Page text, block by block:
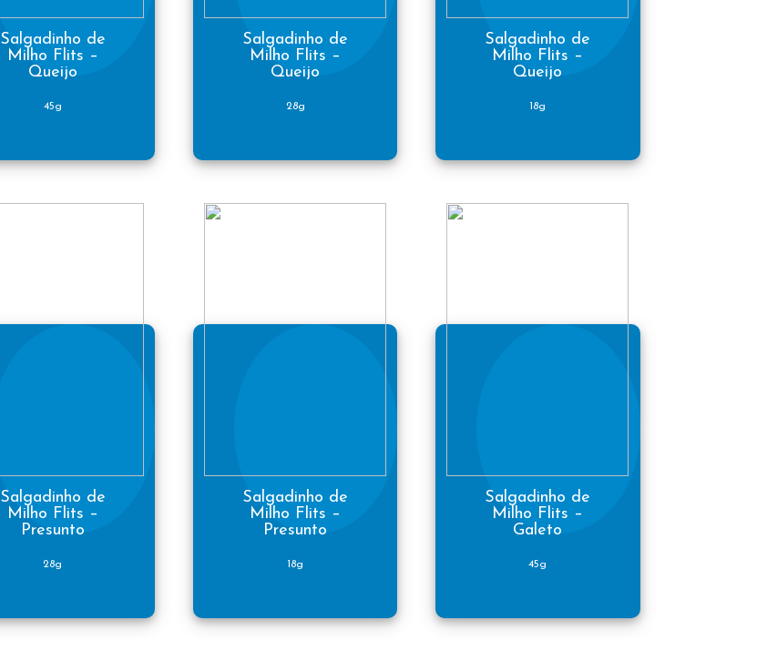
Salgadinho de
Milho Flits –
Queijo
45g
Salgadinho de
Milho Flits –
Queijo
28g
Salgadinho de
Milho Flits –
Queijo
18g
Salgadinho de
Milho Flits –
Presunto
28g
Salgadinho de
Milho Flits –
Presunto
18g
Salgadinho de
Milho Flits –
Galeto
45g